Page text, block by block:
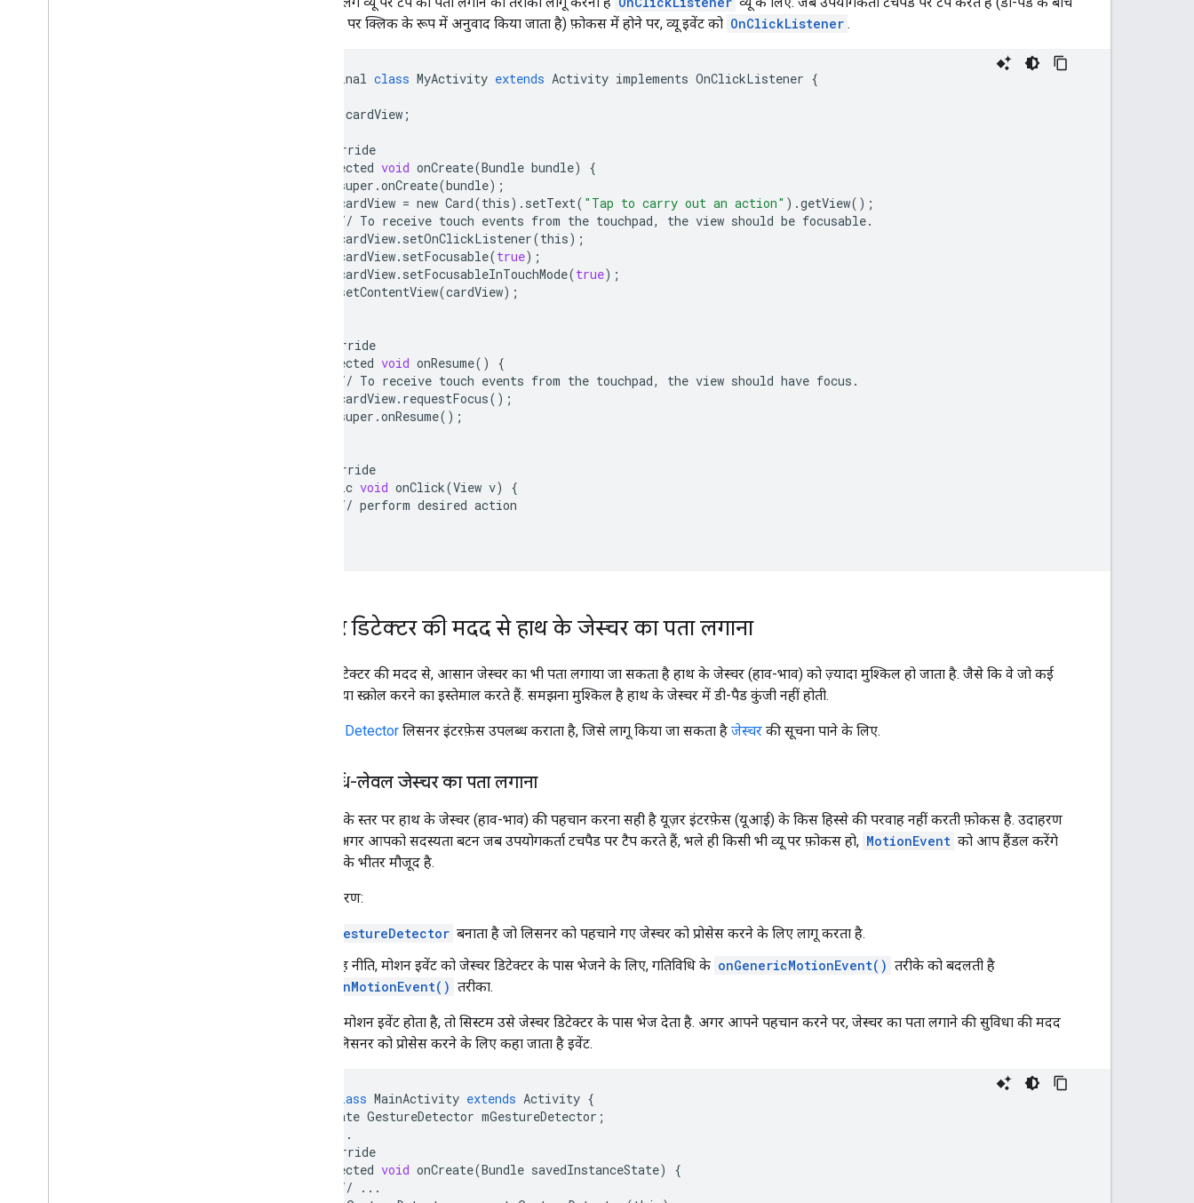
वाले बटन पर क्लिक के रूप में अनुवाद किया जाता है) फ़ोकस में होने पर, व्यू इवेंट को OnClickListener .
final class MyActivity extends Activity implements OnClickListener {
cardView ;
Override
protected void onCreate(Bundle bundle)
{
super .onCreate(bundle);
cardView = new Card(this) . setText( "Tap to carry out an action" ) .getView();
// To receive touch events from the touchpad, the view should be focusable.
cardView. setOnClickListener(this);
cardView. setFocusable(true);
cardView. setFocusableInTouchMode(true);
setContentView(cardView);
Override
protected void onResume()
{
// To receive touch events from the touchpad, the view should have focus .
cardView. requestFocus();
super .onResume();
Override
public void onClick(View v)
{
// perform desired action
जेस्चर डिटेक्टर की मदद से हाथ के जेस्चर का पता लगाना
जेस्चर डिटेक्टर की मदद से, आसान जेस्चर का भी पता लगाया जा सकता है हाथ के जेस्चर (हाव-भाव) को ज़्यादा मुश्किल हो जाता है. जैसे कि वे जो कई
उंगलियों या स्क्रोल करने का इस्तेमाल करते हैं. समझना मुश्किल है हाथ के जेस्चर में डी-पैड कुंजी नहीं होती.
GestureDetector लिसनर इंटरफ़ेस उपलब्ध कराता है, जिसे लागू किया जा सकता है जेस्चर की सूचना पाने के लिए.
गतिविधि-लेवल जेस्चर का पता लगाना
गतिविधि के स्तर पर हाथ के जेस्चर (हाव-भाव) की पहचान करना सही है यूज़र इंटरफ़ेस (यूआई) के किस हिस्से की परवाह नहीं करती फ़ोकस है. उदाहरण
के लिए, अगर आपको सदस्यता बटन जब उपयोगकर्ता टचपैड पर टैप करते हैं, भले ही किसी भी व्यू पर फ़ोकस हो, MotionEvent को आप हैंडल करेंगे
गतिविधि के भीतर मौजूद है.
यह उदाहरण:
GestureDetector बनाता है जो लिसनर को पहचाने गए जेस्चर को प्रोसेस करने के लिए लागू करता है.
यह नीति, मोशन इवेंट को जेस्चर डिटेक्टर के पास भेजने के लिए, गतिविधि के onGenericMotionEvent() तरीके को बदलती है
onMotionEvent() तरीका.
जब कोई मोशन इवेंट होता है, तो सिस्टम उसे जेस्चर डिटेक्टर के पास भेज देता है. अगर आपने पहचान करने पर, जेस्चर का पता लगाने की सुविधा की मदद
से, सही लिसनर को प्रोसेस करने के लिए कहा जाता है इवेंट.
class MainActivity extends Activity {
private GestureDetector mGestureDetector ;
...
Override
protected void onCreate(Bundle savedInstanceState)
{
//
...